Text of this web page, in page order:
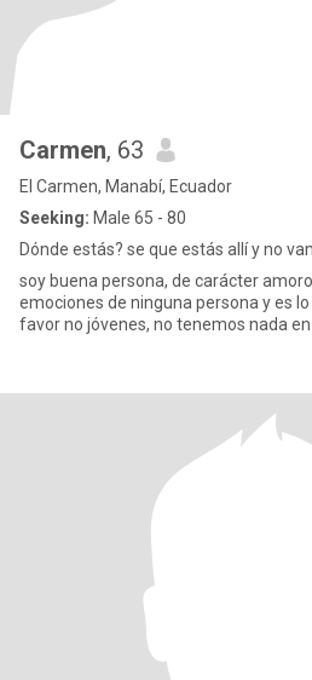
Carmen, 63
El Carmen, Manabí, Ecuador
Seeking: Male 65 - 80
Dónde estás? se que estás allí y no
soy buena persona, de carácter
emociones de ninguna persona y es
favor no jóvenes, no tenemos nada